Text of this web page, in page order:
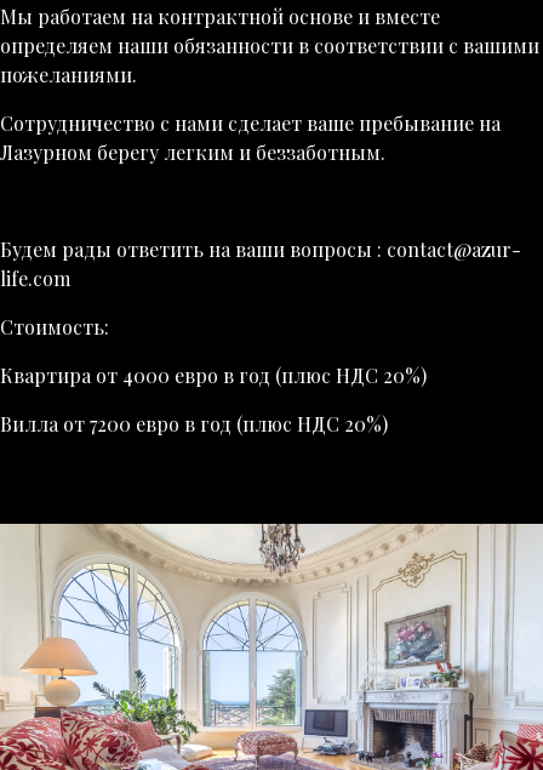
Мы работаем на контрактной основе и вместе
определяем наши обязанности в соответствии с вашими
пожеланиями.
Сотрудничество с нами сделает ваше пребывание на
Лазурном берегу легким и беззаботным.
Будем рады ответить на ваши вопросы : contact@azur-
life.com
Стоимость:
Квартира от 4000 евро в год (плюс НДС 20%)
Вилла от 7200 евро в год (плюс НДС 20%)